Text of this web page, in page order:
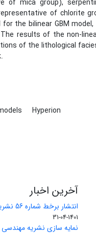
of mica group),
of chlorite
the bilinear GBM
results of the non-
of the lithological
Hyperion
آخرین اخبار
انتشار برخط شماره 56 نشریه مهندسی معدن
1401-04-31
نمایه سازی نشریه مهندسی